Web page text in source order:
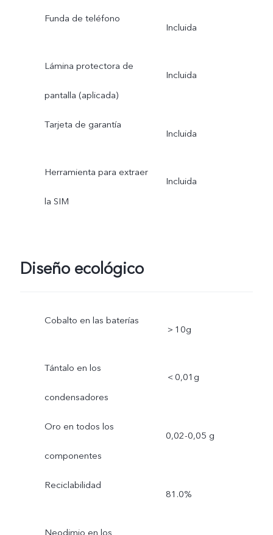
Funda de teléfono
Incluida
Lámina protectora de
pantalla (aplicada)
Incluida
Tarjeta de garantía
Incluida
Herramienta para extraer
la SIM
Incluida
Diseño ecológico
Cobalto en las baterías
＞10g
Tántalo en los
condensadores
＜0,01g
Oro en todos los
componentes
0,02-0,05 g
Reciclabilidad
81.0%
Neodimio en los